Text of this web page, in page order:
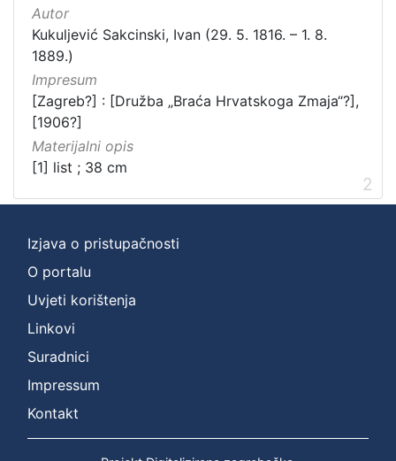
Autor
Kukuljević Sakcinski, Ivan (29. 5. 1816. – 1. 8.
1889.)
Impresum
[Zagreb?] : [Družba „Braća Hrvatskoga Zmaja“?],
[1906?]
Materijalni opis
[1] list ; 38 cm
2
Izjava o pristupačnosti
O portalu
Uvjeti korištenja
Linkovi
Suradnici
Impressum
Kontakt